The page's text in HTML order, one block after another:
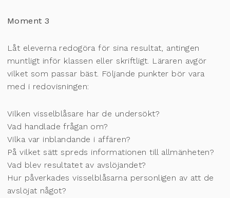
Moment 3
Låt eleverna redogöra för sina resultat, antingen
muntligt inför klassen eller skriftligt. Läraren avgör
vilket som passar bäst. Följande punkter bör vara
med i redovisningen:
Vilken visselblåsare har de undersökt?
Vad handlade frågan om?
Vilka var inblandande i affären?
På vilket sätt spreds informationen till allmänheten?
Vad blev resultatet av avslöjandet?
Hur påverkades visselblåsarna personligen av att de
avslöjat något?